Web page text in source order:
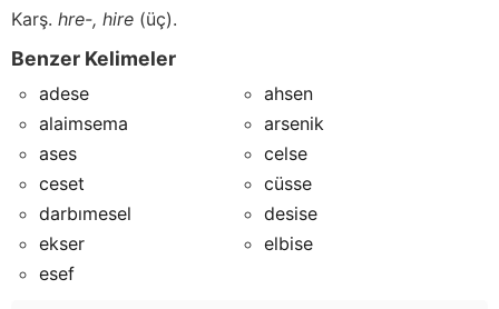
Karş. hre-, hire (üç).
Benzer Kelimeler
adese
ahsen
alaimsema
arsenik
ases
celse
ceset
cüsse
darbımesel
desise
ekser
elbise
esef